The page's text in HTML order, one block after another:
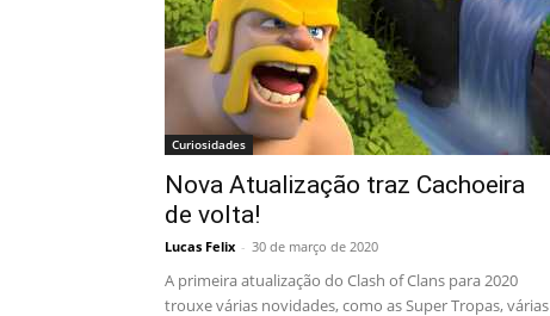
Curiosidades
Nova Atualização traz Cachoeira
de volta!
Lucas Felix - 30 de março de 2020
A primeira atualização do Clash of Clans para 2020
trouxe várias novidades, como as Super Tropas, várias